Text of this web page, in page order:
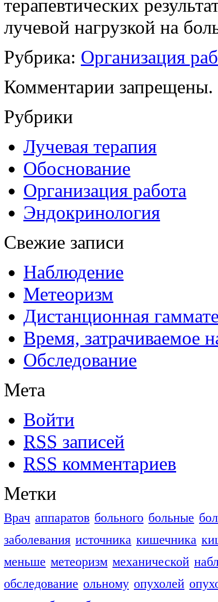
терапевтических
лучевой нагрузкой на
Рубрика: Организация
Комментарии запрещены.
Рубрики
Лучевая терапия
Обоснование
Организация работа
Эндокринология
Свежие записи
Наблюдение
Метеоризм
Дистанционная
Время, затрачиваемое
Обследование
Мета
Войти
RSS записей
RSS комментариев
Метки
Врач аппаратов больного больные
заболевания источника кишечника
меньше метеоризм механической
обследование ольному опухолей